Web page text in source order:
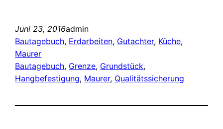
Juni 23, 2016admin
Bautagebuch, Erdarbeiten, Gutachter, Küche
Maurer
Bautagebuch, Grenze, Grundstück
Hangbefestigung, Maurer, Qualitätssicherung